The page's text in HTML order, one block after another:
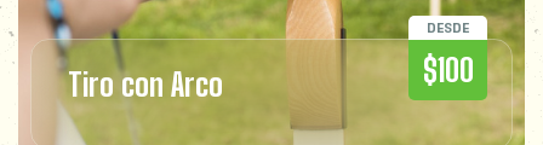
DESDE
$100
Tiro con Arco